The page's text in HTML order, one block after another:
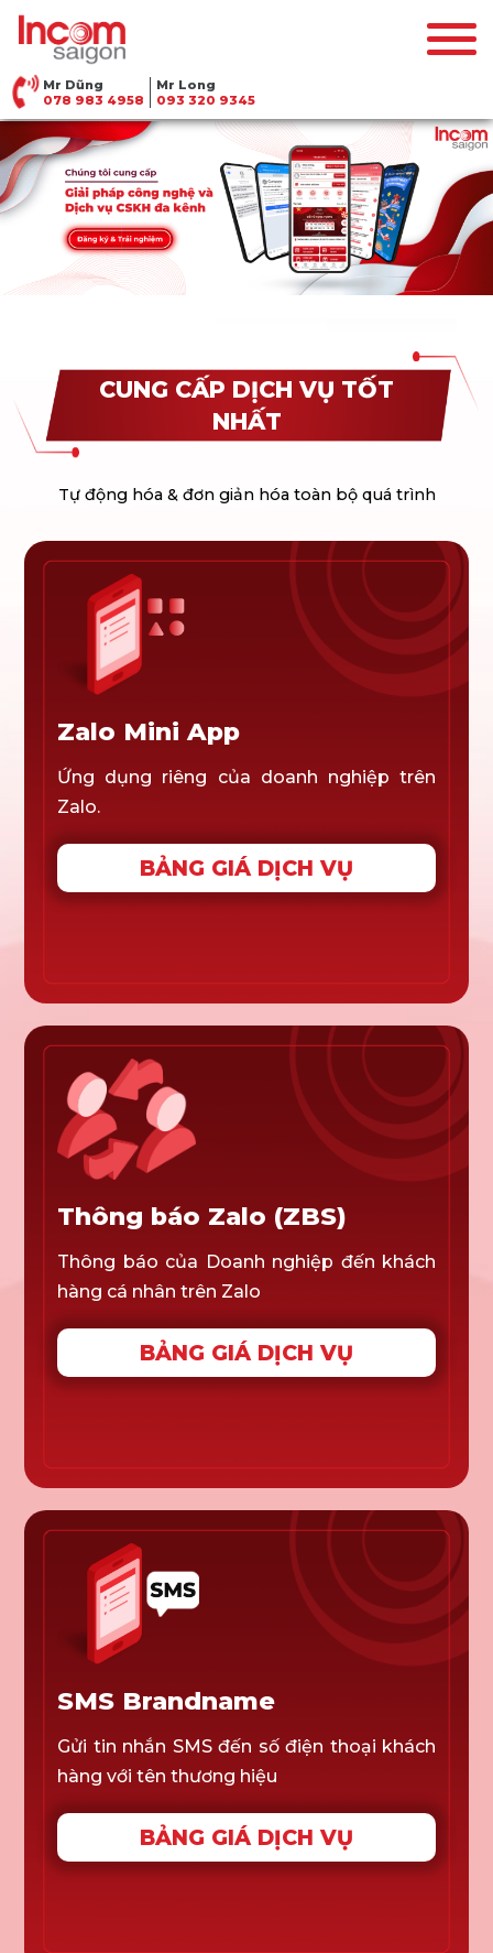
Mr Dũng
078 983 4958
Mr Long
093 320 9345
CUNG CẤP DỊCH VỤ TỐT
NHẤT
Tự động hóa & đơn giản hóa toàn bộ quá trình
Zalo Mini App
Ứng dụng riêng của doanh nghiệp trên
Zalo.
BẢNG GIÁ DỊCH VỤ
Thông báo Zalo (ZBS)
Thông báo của Doanh nghiệp đến khách
hàng cá nhân trên Zalo
BẢNG GIÁ DỊCH VỤ
SMS Brandname
Gửi tin nhắn SMS đến số điện thoại khách
hàng với tên thương hiệu
BẢNG GIÁ DỊCH VỤ